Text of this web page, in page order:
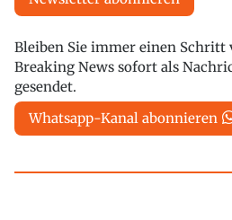
Bleiben Sie immer einen Schritt
Breaking News sofort als
gesendet.
Whatsapp-Kanal abonnieren